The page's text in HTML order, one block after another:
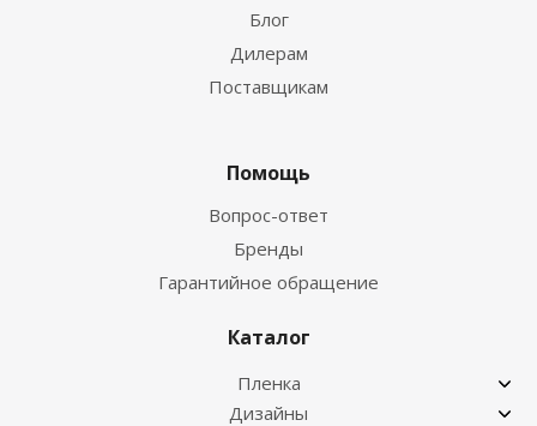
Блог
Дилерам
Поставщикам
Помощь
Вопрос-ответ
Бренды
Гарантийное обращение
Каталог
Пленка
Дизайны